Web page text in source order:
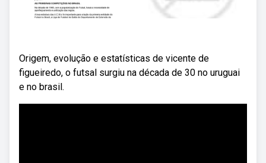
Origem, evolução e estatísticas de vicente de
figueiredo, o futsal surgiu na década de 30 no uruguai
e no brasil.